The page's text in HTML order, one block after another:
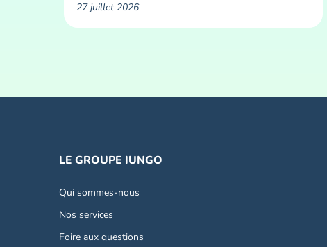
27 juillet 2026
LE GROUPE IUNGO
Qui sommes-nous
Nos services
Foire aux questions